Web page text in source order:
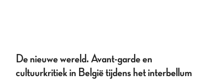
De nieuwe wereld. Avant-garde en
cultuurkritiek in België tijdens het interbellum